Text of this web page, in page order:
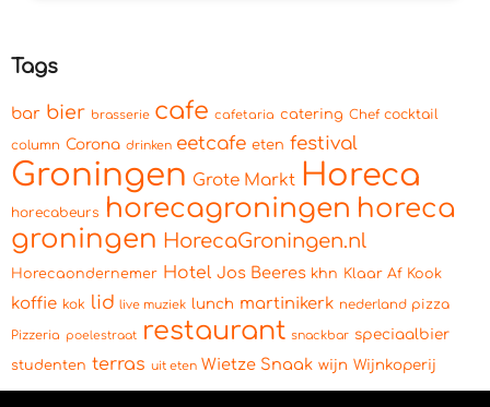
Tags
bar bier brasserie cafe cafetaria catering Chef cocktail
column Corona drinken eetcafe eten festival
Groningen Grote Markt Horeca
horecabeurs horecagroningen horeca
groningen HorecaGroningen.nl
Horecaondernemer Hotel Jos Beeres khn Klaar Af Kook
koffie kok lid live muziek lunch martinikerk nederland pizza
Pizzeria poelestraat restaurant snackbar speciaalbier
studenten terras uit eten Wietze Snaak wijn Wijnkoperij